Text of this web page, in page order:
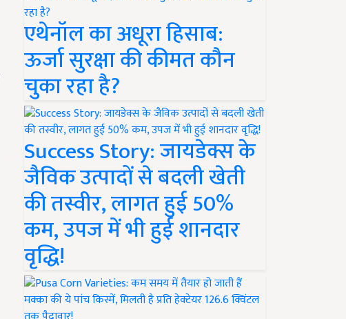
एथेनॉल का अधूरा हिसाब:
ऊर्जा सुरक्षा की कीमत कौन
चुका रहा है?
Success Story: जायडेक्स के
जैविक उत्पादों से बदली खेती
की तस्वीर, लागत हुई 50%
कम, उपज में भी हुई शानदार
वृद्धि!